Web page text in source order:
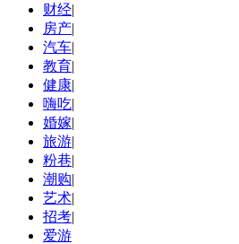
财经|
房产|
汽车|
教育|
健康|
嗨吃|
婚嫁|
旅游|
粉巷|
潮购|
艺术|
招考|
爱游